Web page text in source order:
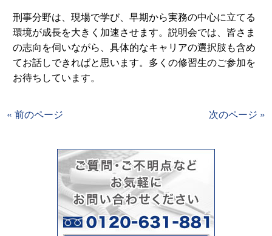
刑事分野は、現場で学び、早期から実務の中心に立てる
環境が成長を大きく加速させます。説明会では、皆さま
の志向を伺いながら、具体的なキャリアの選択肢も含め
てお話しできればと思います。多くの修習生のご参加を
お待ちしています。
« 前のページ 次のページ »